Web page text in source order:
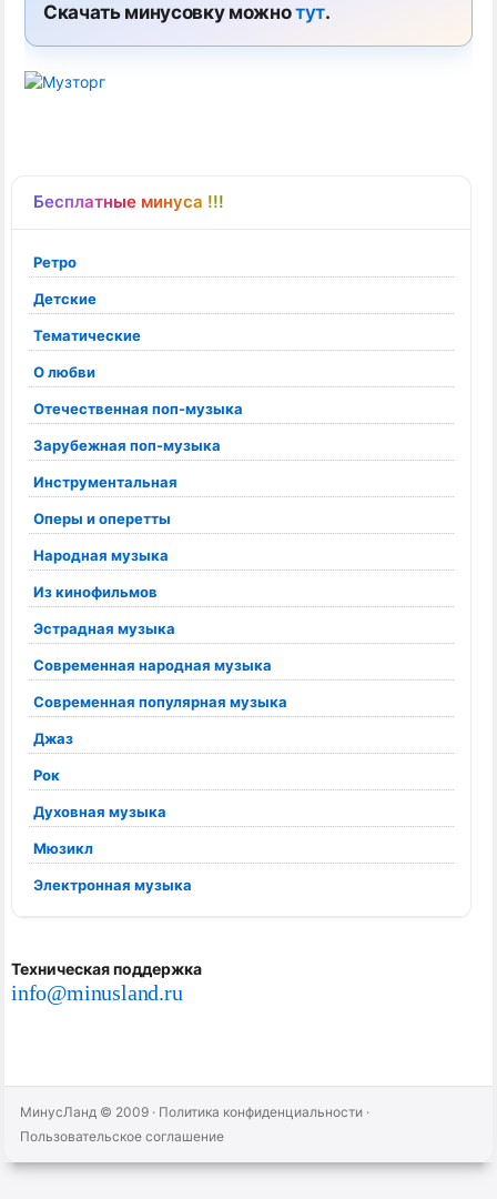
Бесплатные минуса !!!
Ретро
Детские
Тематические
О любви
Отечественная поп-музыка
Зарубежная поп-музыка
Инструментальная
Оперы и оперетты
Народная музыка
Из кинофильмов
Эстрадная музыка
Современная народная музыка
Современная популярная музыка
Джаз
Рок
Духовная музыка
Мюзикл
Электронная музыка
Техническая поддержка
info@minusland.ru
Скачать минусовку можнотут.
МинусЛанд © 2009 · Политика конфиденциальности ·
Пользовательское соглашение